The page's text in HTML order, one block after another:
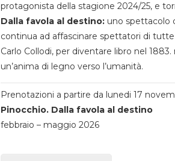
protagonista della stagione 2024/25, e
Dalla favola al destino:uno spettacolo
continua ad affascinare spettatori di
Carlo Collodi, per diventare libro nel
un’anima di legno verso l’umanità.
Prenotazioni a partire da lunedi 17
Pinocchio. Dalla favola al destino
febbraio – maggio 2026